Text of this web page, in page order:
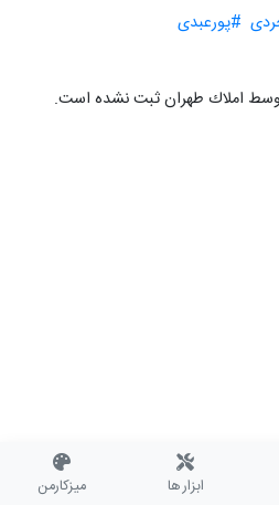
#پورعبدی
املاك طهران ثبت نشده است.
ابزار ها میزکارمن